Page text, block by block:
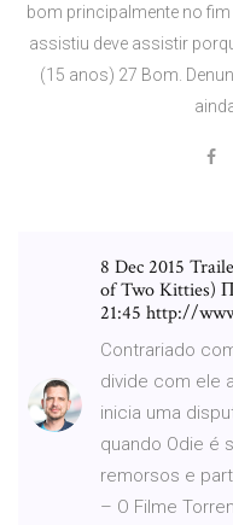
bom principalmente no
assistiu deve assistir
(15 anos) 27 Bom.
8 Dec 2015
of Two Kitties)
21:45 http://
Contrariado
divide com ele
inicia uma
quando Odie é
remorsos e
– O Filme